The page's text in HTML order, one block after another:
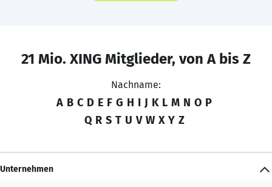
21 Mio. XING Mitglieder, von A bis Z
Nachname:
A B C D E F G H I J K L M N O P
Q R S T U V W X Y Z
Unternehmen